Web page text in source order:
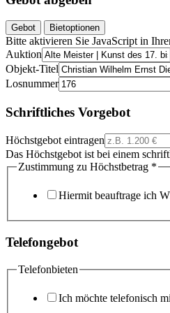
Gebot Bietoptionen
Bitte aktivieren Sie JavaScript in
Auktion
Objekt-Titel
Losnummer
Schriftliches Vorgebot
Höchstgebot eintragen
Das Höchstgebot ist bei einem
Zustimmung zu Höchstbetrag *
Hiermit beauftrage ich
Telefongebot
Telefonbieten
Ich möchte telefonisch